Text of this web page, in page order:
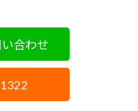
合わせ